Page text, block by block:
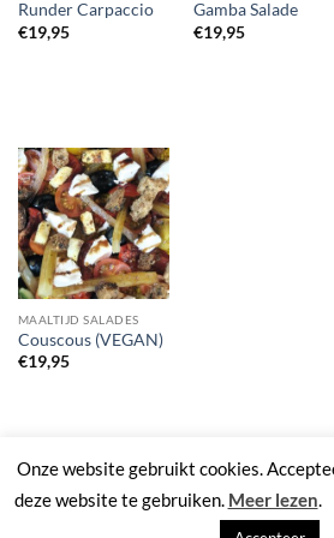
Runder Carpaccio
€19,95
Gamba Salade
€19,95
MAALTIJD SALADES
Couscous (VEGAN)
€19,95
Onze website gebruikt cookies.
deze website te gebruiken. Meer lezen.